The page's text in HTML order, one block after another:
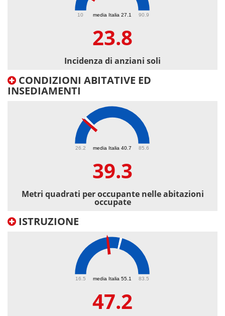
media Italia 27.1
10 90.9
23.8
Incidenza di anziani soli
CONDIZIONI ABITATIVE ED
INSEDIAMENTI
media Italia 40.7
26.2 85.6
39.3
Metri quadrati per occupante nelle abitazioni
occupate
ISTRUZIONE
media Italia 55.1
16.5 83.5
47.2